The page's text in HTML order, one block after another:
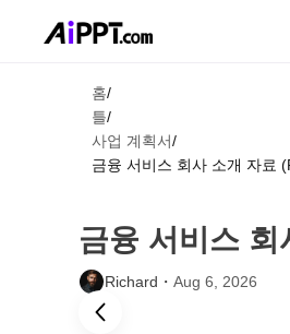
홈/
틀/
사업 계획서/
금융 서비스 회사 소개 자료
금융 서비스
Richard・ Aug 6, 2026